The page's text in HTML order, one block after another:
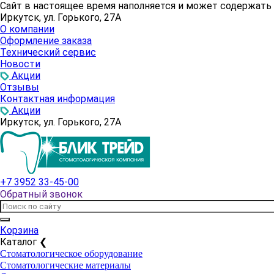
Сайт в настоящее время наполняется и может
Иркутск, ул. Горького, 27А
О компании
Оформление заказа
Технический сервис
Новости
Акции
Отзывы
Контактная информация
Акции
Иркутск, ул. Горького, 27А
+7 3952 33-45-00
Обратный звонок
Корзина
Каталог ❮
Стоматологическое оборудование
Стоматологические материалы